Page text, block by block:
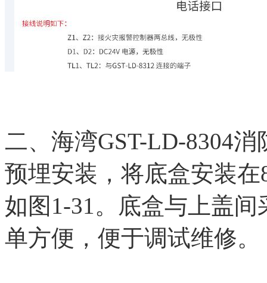
二、海湾GST-LD-8304
预埋安装，将底盒安装
如图1-31。底盒与上盖
单方便，便于调试维修。